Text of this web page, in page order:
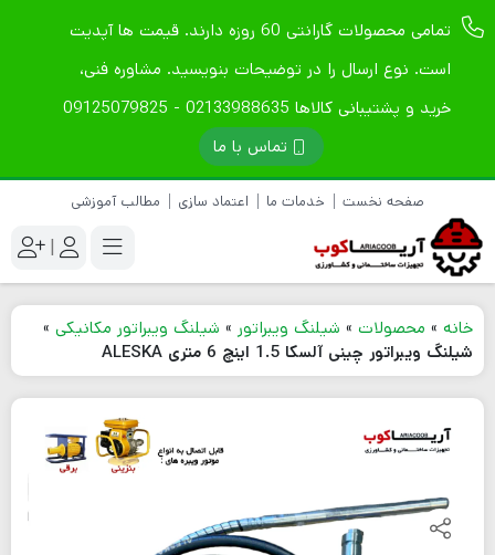
تمامی محصولات گارانتی 60 روزه دارند. قیمت ها آپدیت
است. نوع ارسال را در توضیحات بنویسید. مشاوره فنی،
خرید و پشتیبانی کالاها 02133988635 - 09125079825
تماس با ما
صفحه نخست خدمات ما اعتماد سازی مطالب آموزشی
|
خانه » محصولات » شیلنگ ویبراتور » شیلنگ ویبراتور مکانیکی »
شیلنگ ویبراتور چینی آلسکا 1.5 اینچ 6 متری ALESKA